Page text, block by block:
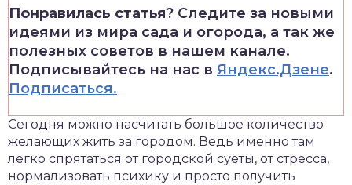
Понравилась статья? Следите за новыми
идеями из мира сада и огорода, а так же
полезных советов в нашем канале.
Подписывайтесь на нас в Яндекс.Дзене.
Подписаться.
Сегодня можно насчитать большое количество
желающих жить за городом. Ведь именно там
легко спрятаться от городской суеты, от стресса,
нормализовать психику и просто получить